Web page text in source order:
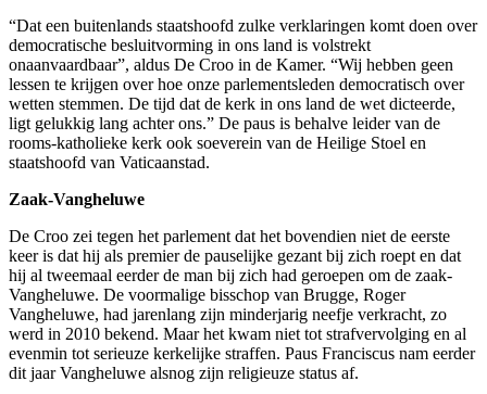
“Dat een buitenlands staatshoofd zulke verklaringen komt doen over
democratische besluitvorming in ons land is volstrekt
onaanvaardbaar”, aldus De Croo in de Kamer. “Wij hebben geen
lessen te krijgen over hoe onze parlementsleden democratisch over
wetten stemmen. De tijd dat de kerk in ons land de wet dicteerde,
ligt gelukkig lang achter ons.” De paus is behalve leider van de
rooms-katholieke kerk ook soeverein van de Heilige Stoel en
staatshoofd van Vaticaanstad.
Zaak-Vangheluwe
De Croo zei tegen het parlement dat het bovendien niet de eerste
keer is dat hij als premier de pauselijke gezant bij zich roept en dat
hij al tweemaal eerder de man bij zich had geroepen om de zaak-
Vangheluwe. De voormalige bisschop van Brugge, Roger
Vangheluwe, had jarenlang zijn minderjarig neefje verkracht, zo
werd in 2010 bekend. Maar het kwam niet tot strafvervolging en al
evenmin tot serieuze kerkelijke straffen. Paus Franciscus nam eerder
dit jaar Vangheluwe alsnog zijn religieuze status af.